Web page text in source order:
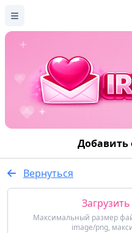
Добавить
Вернуться
Максимальный размер
image/png,